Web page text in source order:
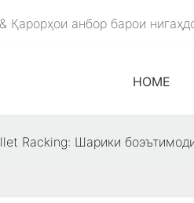
Қарорҳои анбор барои
HOME
Racking: Шарики